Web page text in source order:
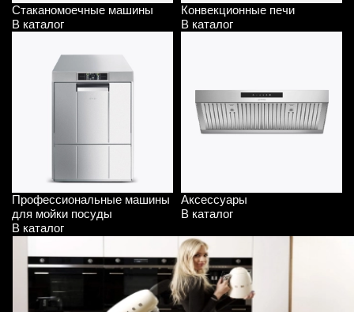
Стаканомоечные машины
В каталог
Конвекционные печи
В каталог
Профессиональные машины
для мойки посуды
В каталог
Аксессуары
В каталог